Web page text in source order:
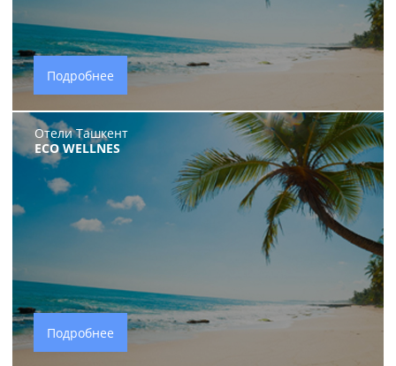
Подробнее
Отели Ташкент
ECO WELLNES
Подробнее